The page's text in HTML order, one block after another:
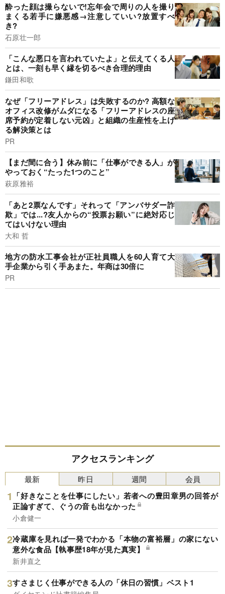
酔った顔は撮らないで!忘年会で周りの人を撮り
まくる若手に嫌悪感→注意していい?放置すべ
き?
石原壮一郎
「こんな悪口を言われていたよ」と伝えてくる人
とは、一刻も早く縁を切るべき合理的理由
鎌田和歌
なぜ「フリーアドレス」は失敗するのか? 高額な
オフィス改修がムダになる「フリーアドレスの座
席予約が定着しない元凶」と組織の生産性を上げ
る解決策とは
PR
【まだ間に合う】休み前に「仕事ができる人」が
やっておく“たった1つのこと”
萩原雅裕
「あと2票なんです」それって「アンバサダー詐
欺」では...?友人からの“投票お願い”に絶対応じ
てはいけない理由
大和 哲
地方の防水工事会社が正社員職人を60人育て大
手企業から引く手あまた。年商は30倍に
PR
アクセスランキング
最新
「好きなことを仕事にしたい」若者への豊田章男の回答が
正論すぎて、ぐうの音も出なかった
小倉健一
冷蔵庫を見れば一発でわかる「本物の富裕層」の家にない
意外な食品【執事歴18年が見た真実】
新井直之
すさまじく仕事ができる人の「休日の習慣」ベスト1
昨日 週間 会員